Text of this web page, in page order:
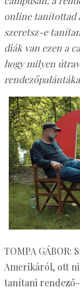
online tanítottad
szeretsz-e
diák van ezen a
hogy milyen
TOMPA GÁBOR:
Amerikáról, ott
tanítani